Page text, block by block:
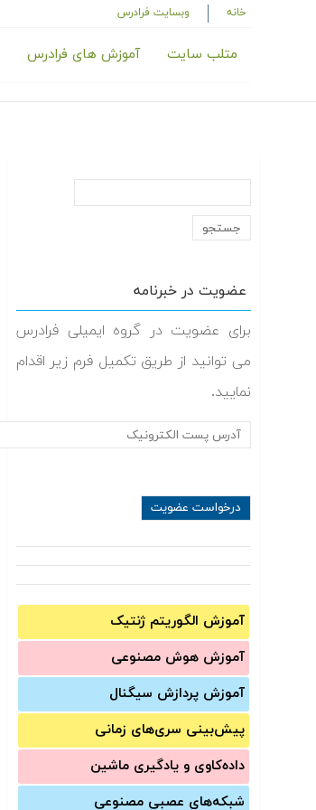
خانه وبسایت فرادرس
متلب سایت آموزش های فرادرس
عضویت در خبرنامه
برای عضویت در گروه ایمیلی فرادرس
می توانید از طریق تکمیل فرم زیر اقدام
نمایید.
آموزش الگوریتم ژنتیک
آموزش‌ هوش مصنوعی
آموزش‌ پردازش سیگنال
پیش‌‌بینی سری‌‌های زمانی
داده‌کاوی و یادگیری ماشین
شبکه‌های عصبی مصنوعی